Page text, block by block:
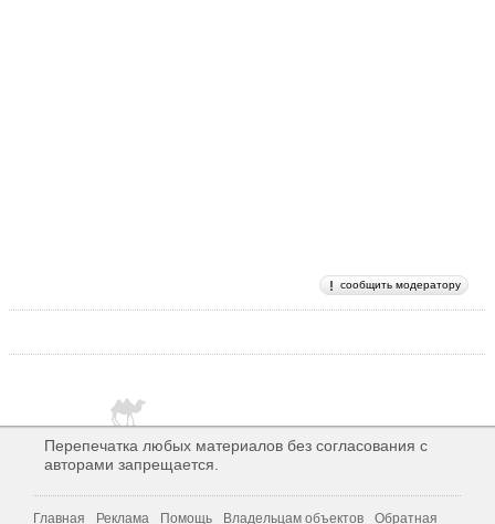
сообщить модератору
Перепечатка любых материалов без согласования с
авторами запрещается.
Главная Реклама Помощь Владельцам объектов Обратная